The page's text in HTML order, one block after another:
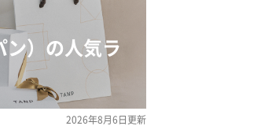
）の人気ラ
2026年8月6日更新